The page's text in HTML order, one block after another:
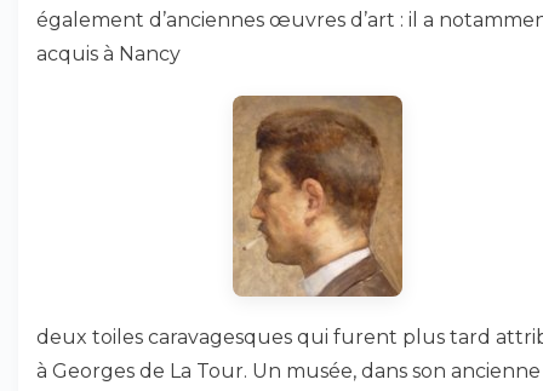
également d’anciennes œuvres d’art : il a
acquis à Nancy
deux toiles caravagesques qui furent plus tard
à Georges de La Tour. Un musée, dans son ancienne